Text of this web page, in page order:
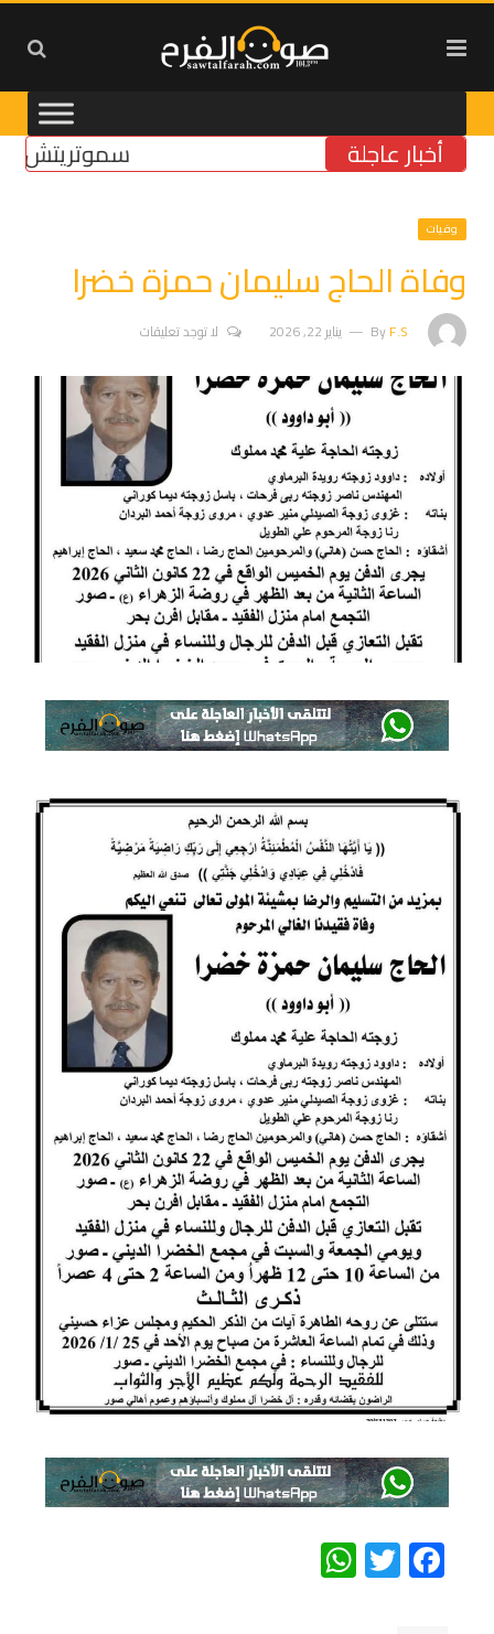
أخبار عاجلة سموتريتش: بقاء
وفيات
وفاة الحاج سليمان حمزة خضرا
ByF.S يناير 22, 2026 لا توجد تعليقات
Facebook
Twitter
WhatsApp